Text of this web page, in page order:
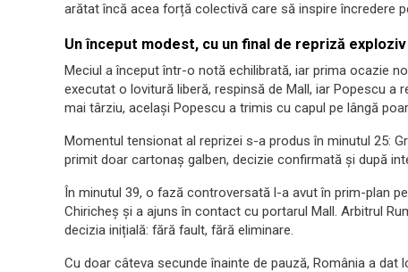
arătat încă acea forță colectivă care să inspire încredere
Un început modest, cu un final de repriză exploziv
Meciul a început într-o notă echilibrată, iar prima ocazie
executat o lovitură liberă, respinsă de Mall, iar Popescu a
mai târziu, același Popescu a trimis cu capul pe lângă
Momentul tensionat al reprizei s-a produs în minutul 25:
primit doar cartonaș galben, decizie confirmată și după
În minutul 39, o fază controversată l-a avut în prim-plan
Chiricheș și a ajuns în contact cu portarul Mall. Arbitrul
decizia inițială: fără fault, fără eliminare.
Cu doar câteva secunde înainte de pauză, România a dat